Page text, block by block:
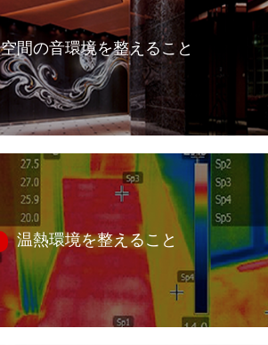
空間の音環境を整えること
温熱環境を整えること